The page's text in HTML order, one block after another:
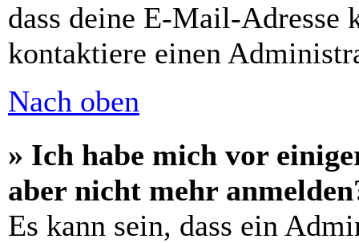
dass deine E-Mail-Adresse
kontaktiere einen
Nach oben
» Ich habe mich vor
aber nicht mehr
Es kann sein, dass ein